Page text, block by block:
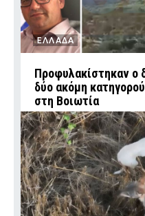
ΕΛΛΑΔΑ
Προφυλακίστηκαν ο
δύο ακόμη
στη Βοιωτία